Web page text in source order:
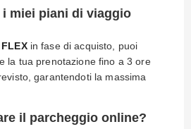
i miei piani di viaggio
in fase di acquisto, puoi
la tua prenotazione fino a 3 ore
garantendoti la massima
il parcheggio online?